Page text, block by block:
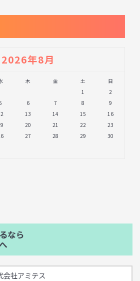
2026年8月
木 金 土
日
1
2
6 7 8
9
13 14 15
16
20 21 22
23
27 28 29
30
なら
会社アミテス